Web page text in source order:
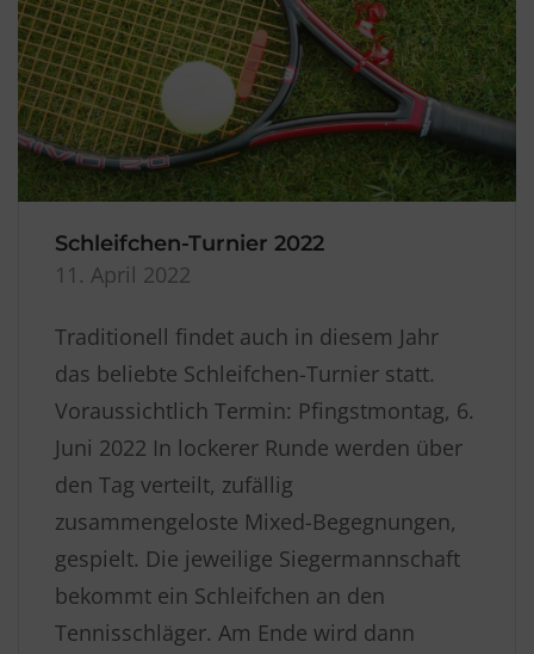
Schleifchen-Turnier 2022
11. April 2022
Traditionell findet auch in diesem Jahr
das beliebte Schleifchen-Turnier statt.
Voraussichtlich Termin: Pfingstmontag, 6.
Juni 2022 In lockerer Runde werden über
den Tag verteilt, zufällig
zusammengeloste Mixed-Begegnungen,
gespielt. Die jeweilige Siegermannschaft
bekommt ein Schleifchen an den
Tennisschläger. Am Ende wird dann